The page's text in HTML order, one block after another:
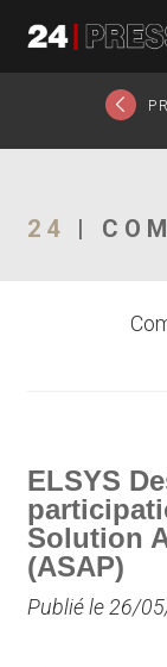
24Presse -
Communiqués de
24 |
ELSYS
Solution
(ASAP)
Publié le 26/